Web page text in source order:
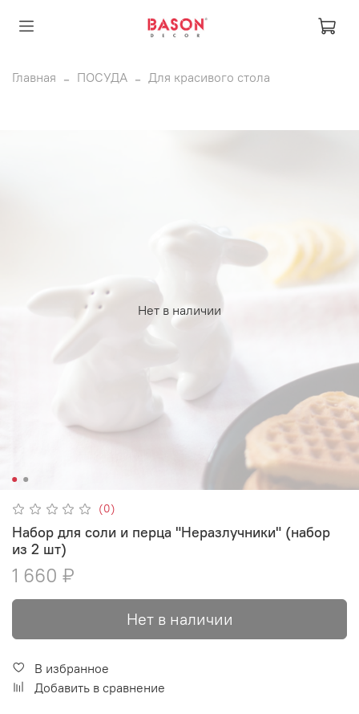
Главная ПОСУДА Для красивого стола
Нет в наличии
(0)
Набор для соли и перца "Неразлучники" (набор
из 2 шт)
1 660 ₽
Нет в наличии
В избранное
Добавить в сравнение